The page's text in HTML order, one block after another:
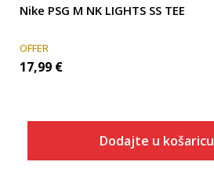
Nike PSG M NK LIGHTS SS TEE
OFFER
17,99 €
Dodajte u košaricu